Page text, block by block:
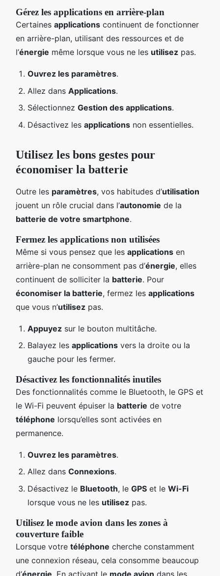
Gérez les applications en arrière-plan
Certaines applications continuent de fonctionner
en arrière-plan, utilisant des ressources et de
l’énergie même lorsque vous ne les utilisez pas.
Ouvrez les paramètres.
Allez dans Applications.
Sélectionnez Gestion des applications.
Désactivez les applications non essentielles.
Utilisez les bons gestes pour
économiser la batterie
Outre les paramètres, vos habitudes d’utilisation
jouent un rôle crucial dans l’autonomie de la
batterie de votre smartphone.
Fermez les applications non utilisées
Même si vous pensez que les applications en
arrière-plan ne consomment pas d’énergie, elles
continuent de solliciter la batterie. Pour
économiser la batterie, fermez les applications
que vous n’utilisez pas.
Appuyez sur le bouton multitâche.
Balayez les applications vers la droite ou la
gauche pour les fermer.
Désactivez les fonctionnalités inutiles
Des fonctionnalités comme le Bluetooth, le GPS et
le Wi-Fi peuvent épuiser la batterie de votre
téléphone lorsqu’elles sont activées en
permanence.
Ouvrez les paramètres.
Allez dans Connexions.
Désactivez le Bluetooth, le GPS et le Wi-Fi
lorsque vous ne les utilisez pas.
Utilisez le mode avion dans les zones à
couverture faible
Lorsque votre téléphone cherche constamment
une connexion réseau, cela consomme beaucoup
d’énergie . En activant le mode avion dans les